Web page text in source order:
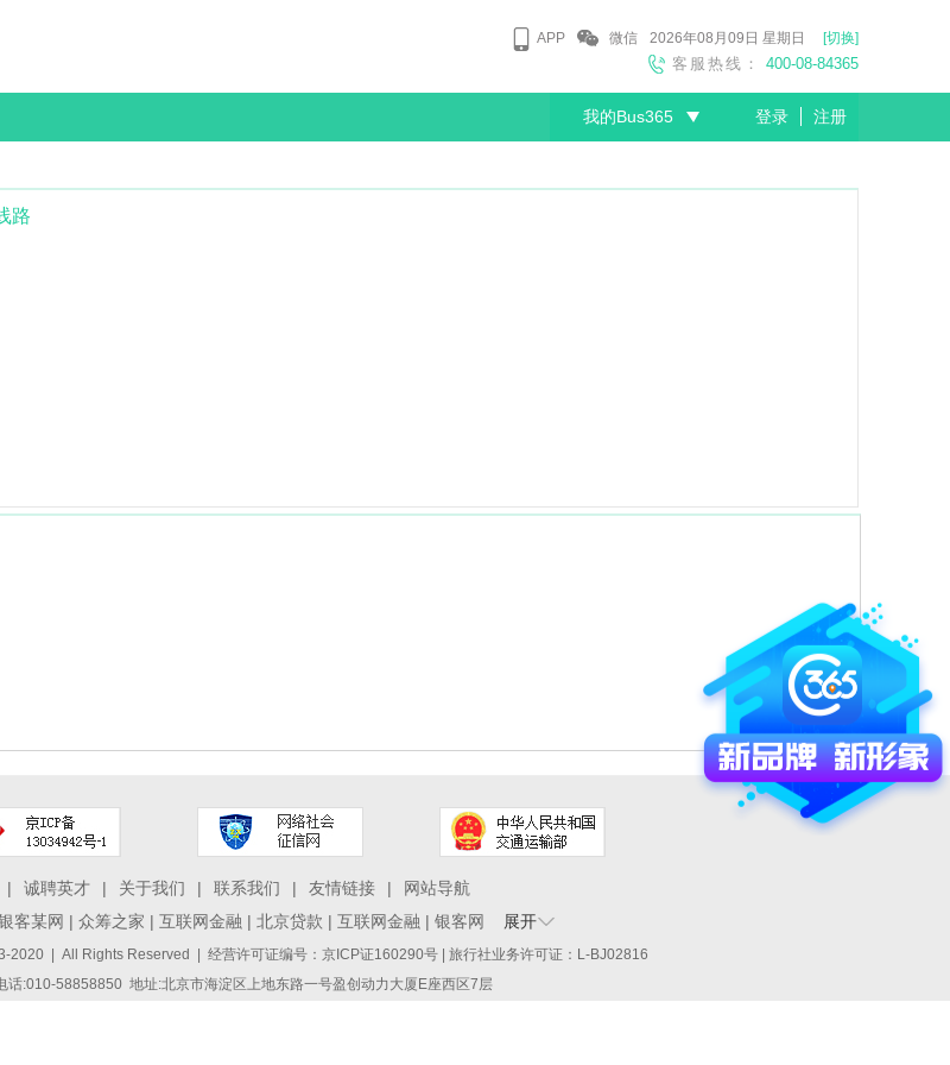
APP 微信 2026年08月09日 星期日 [切换]
客服热线： 400-08-84365
我的Bus365 登录 注册
路
| 诚聘英才 | 关于我们 | 联系我们 | 友情链接 |
网站导航
客某网 | 众筹之家 | 互联网金融 | 北京贷款 | 互联网金融 | 银客网 展开
| All Rights Reserved | 经营许可证编号：京ICP证160290号 | 旅行社业务许可证：L-BJ02816
:010-58858850 地址:北京市海淀区上地东路一号盈创动力大厦E座西区7层